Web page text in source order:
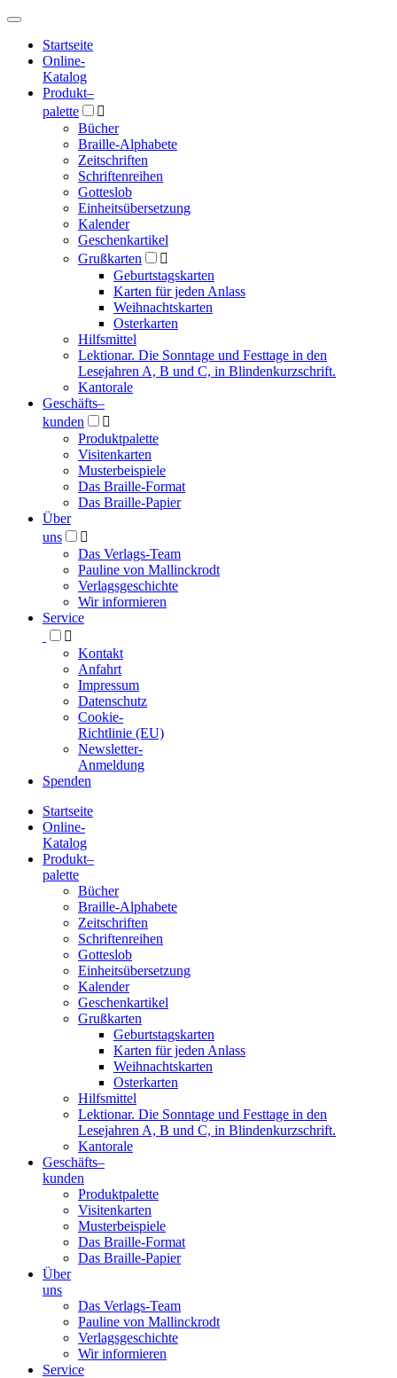
Hauptmenü
Hauptmenü
Startseite
Online-
Katalog
Produkt–
palette

Bücher
Braille-Alphabete
Zeitschriften
Schriftenreihen
Gotteslob
Einheitsübersetzung
Kalender
Geschenkartikel
Grußkarten

Geburtstagskarten
Karten für jeden Anlass
Weihnachtskarten
Osterkarten
Hilfsmittel
Lektionar. Die Sonntage und Festtage in den
Lesejahren A, B und C, in Blindenkurzschrift.
Kantorale
Geschäfts­–
kunden

Produktpalette
Visitenkarten
Musterbeispiele
Das Braille-Format
Das Braille-Papier
Über
uns

Das Verlags-Team
Pauline von Mallinckrodt
Verlagsgeschichte
Wir informieren
Service

Kontakt
Anfahrt
Impressum
Datenschutz
Cookie-
Richtlinie (EU)
Newsletter-
Anmeldung
Spenden
Blindenschrift-
Verlag
Druckerei
gGmbH
Startseite
Online-
Katalog
Produkt–
palette
Bücher
Braille-Alphabete
Zeitschriften
Schriftenreihen
Gotteslob
Einheitsübersetzung
Kalender
Geschenkartikel
Grußkarten
Geburtstagskarten
Karten für jeden Anlass
Weihnachtskarten
Osterkarten
Hilfsmittel
Lektionar. Die Sonntage und Festtage in den
Lesejahren A, B und C, in Blindenkurzschrift.
Kantorale
Geschäfts­–
kunden
Produktpalette
Visitenkarten
Musterbeispiele
Das Braille-Format
Das Braille-Papier
Über
uns
Das Verlags-Team
Pauline von Mallinckrodt
Verlagsgeschichte
Wir informieren
Service